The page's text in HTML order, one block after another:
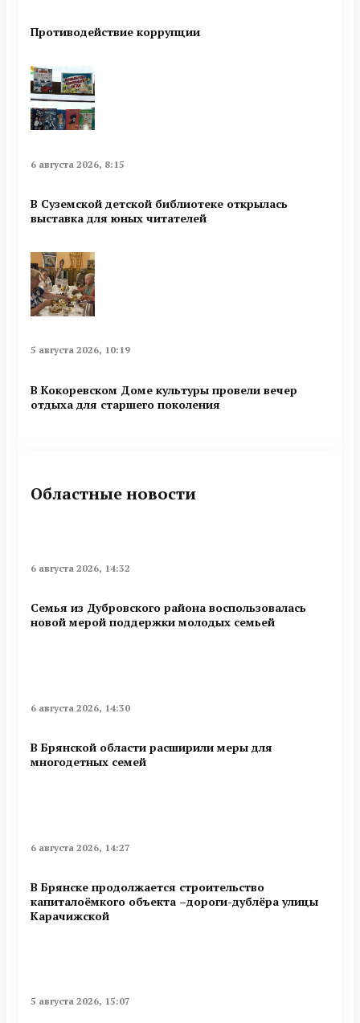
Противодействие коррупции
6 августа 2026, 8:15
В Суземской детской библиотеке открылась
выставка для юных читателей
5 августа 2026, 10:19
В Кокоревском Доме культуры провели вечер
отдыха для старшего поколения
Областные новости
6 августа 2026, 14:32
Семья из Дубровского района воспользовалась
новой мерой поддержки молодых семьей
6 августа 2026, 14:30
В Брянской области расширили меры для
многодетных семей
6 августа 2026, 14:27
В Брянске продолжается строительство
капиталоёмкого объекта –дороги-дублёра улицы
Карачижской
5 августа 2026, 15:07